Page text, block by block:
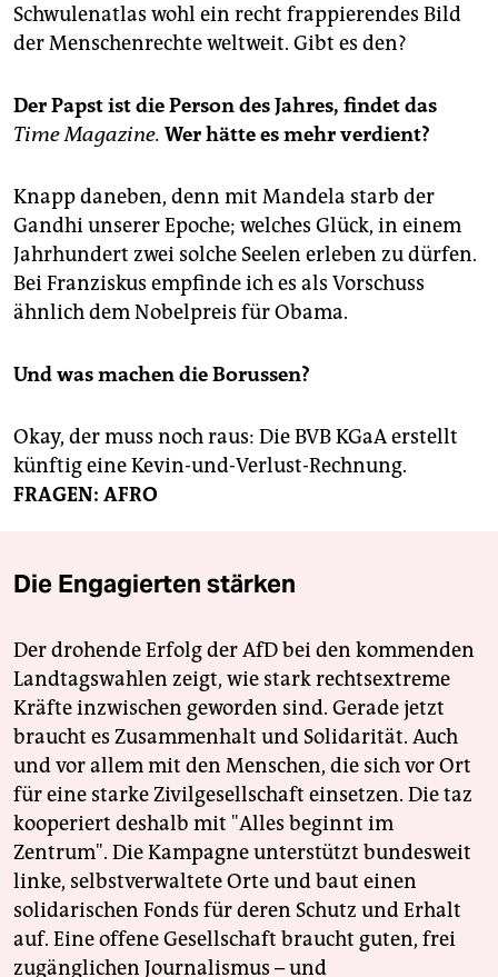
Schwulenatlas wohl ein recht frappierendes Bild
der Menschenrechte weltweit. Gibt es den?
Der Papst ist die Person des Jahres, findet das
Time Magazine. Wer hätte es mehr verdient?
Knapp daneben, denn mit Mandela starb der
Gandhi unserer Epoche; welches Glück, in einem
Jahrhundert zwei solche Seelen erleben zu dürfen.
Bei Franziskus empfinde ich es als Vorschuss
ähnlich dem Nobelpreis für Obama.
Und was machen die Borussen?
Okay, der muss noch raus: Die BVB KGaA erstellt
künftig eine Kevin-und-Verlust-Rechnung.
FRAGEN: AFRO
Die Engagierten stärken
Der drohende Erfolg der AfD bei den kommenden
Landtagswahlen zeigt, wie stark rechtsextreme
Kräfte inzwischen geworden sind. Gerade jetzt
braucht es Zusammenhalt und Solidarität. Auch
und vor allem mit den Menschen, die sich vor Ort
für eine starke Zivilgesellschaft einsetzen. Die taz
kooperiert deshalb mit "Alles beginnt im
Zentrum". Die Kampagne unterstützt bundesweit
linke, selbstverwaltete Orte und baut einen
solidarischen Fonds für deren Schutz und Erhalt
auf. Eine offene Gesellschaft braucht guten, frei
zugänglichen Journalismus – und